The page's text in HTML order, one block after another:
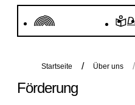
Startseite Über uns
Förderung